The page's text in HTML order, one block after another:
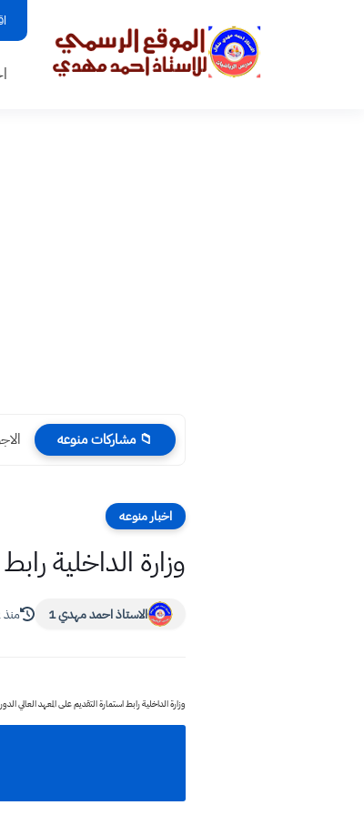
📁 مشاركات منوعه
اخبار منوعه
وزارة الداخلية رابط
الاستاذ احمد مهدي 1 منذ 2 سنة
وزارة الداخلية رابط استمارة التقديم على المعهد العالي الدورة 30 براتب مليون